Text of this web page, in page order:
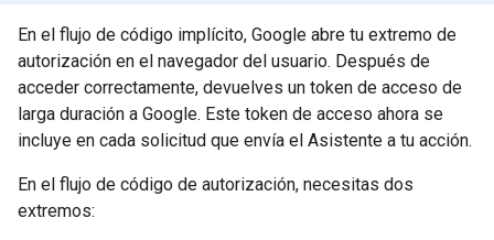
En el flujo de código implícito, Google abre tu extremo de
autorización en el navegador del usuario. Después de
acceder correctamente, devuelves un token de acceso de
larga duración a Google. Este token de acceso ahora se
incluye en cada solicitud que envía el Asistente a tu acción.
En el flujo de código de autorización, necesitas dos
extremos: